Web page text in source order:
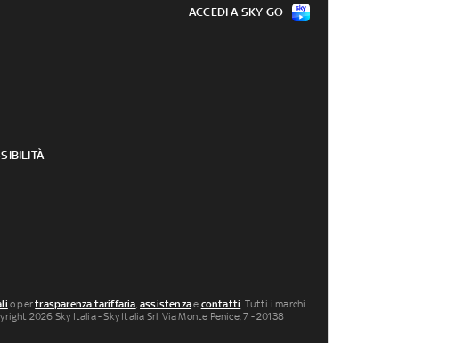
ACCEDI A SKY GO
o pertrasparenza tariffaria,assistenzae contatti. Tutti i marchi
2026 Sky Italia - Sky Italia Srl Via Monte Penice, 7 - 20138